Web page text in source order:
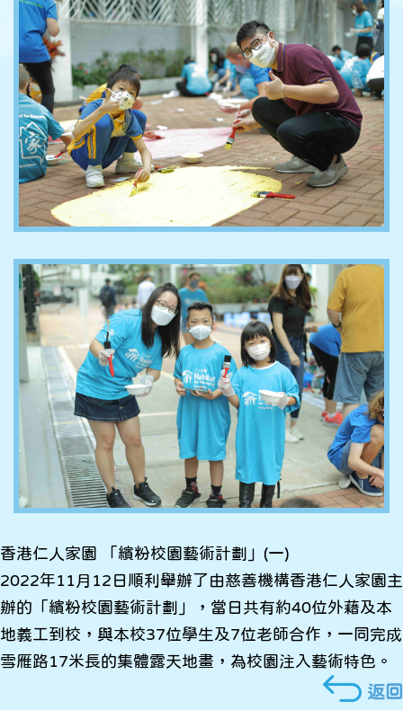
香港仁人家園 「繽粉校園藝術計劃」(一)
2022年11月12日順利舉辦了由慈善機構香港仁人家園主
辦的「繽粉校園藝術計劃」，當日共有約40位外藉及本
地義工到校，與本校37位學生及7位老師合作，一同完成
雪雁路17米長的集體露天地畫，為校園注入藝術特色。
返回